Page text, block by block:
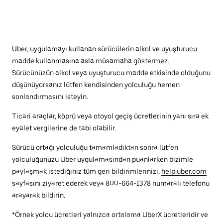
Uber, uygulamayı kullanan sürücülerin alkol ve uyuşturucu
madde kullanmasına asla müsamaha göstermez.
Sürücünüzün alkol veya uyuşturucu madde etkisinde olduğunu
düşünüyorsanız lütfen kendisinden yolculuğu hemen
sonlandırmasını isteyin.
Ticari araçlar, köprü veya otoyol geçiş ücretlerinin yanı sıra ek
eyalet vergilerine de tabi olabilir.
Sürücü ortağı yolculuğu tamamladıktan sonra lütfen
yolculuğunuzu Uber uygulamasından puanlarken bizimle
paylaşmak istediğiniz tüm geri bildirimlerinizi, help.uber.com
sayfasını ziyaret ederek veya 800-664-1378 numaralı telefonu
arayarak bildirin.
*Örnek yolcu ücretleri yalnızca ortalama UberX ücretleridir ve